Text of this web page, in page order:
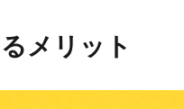
メリット